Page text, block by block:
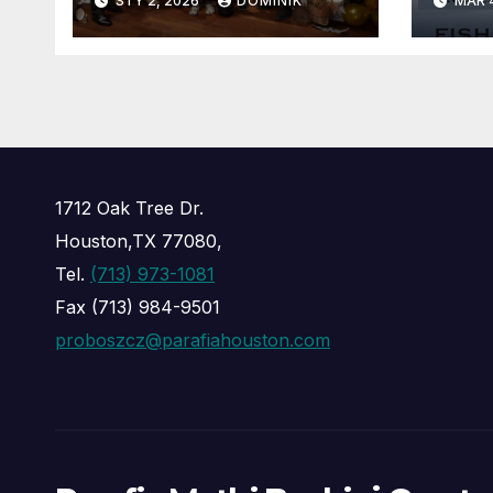
1712 Oak Tree Dr.
Houston,TX 77080,
Tel. (713) 973-1081
Fax (713) 984-9501
proboszcz@parafiahouston.com